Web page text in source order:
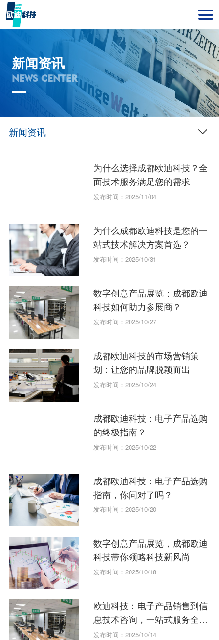
新闻资讯
NEWS CENTER
新闻资讯
为什么选择成都欧迪科技？全
面技术服务满足您的需求
发布时间：2025/11/04
为什么成都欧迪科技是您的一
站式技术解决方案首选？
发布时间：2025/10/31
数字创意产品展览：成都欧迪
科技如何助力参展商？
发布时间：2025/10/27
成都欧迪科技的市场营销策
划：让您的品牌脱颖而出
发布时间：2025/10/24
成都欧迪科技：电子产品选购
的终极指南？
发布时间：2025/10/22
成都欧迪科技：电子产品选购
指南，你问对了吗？
发布时间：2025/10/20
数字创意产品展览，成都欧迪
科技带你领略科技新风尚
发布时间：2025/10/18
欧迪科技：电子产品销售到信
息技术咨询，一站式服务全攻
略
发布时间：2025/10/14